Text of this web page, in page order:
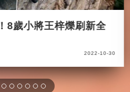
8歲小將王梓爍刷新全
2022-10-30